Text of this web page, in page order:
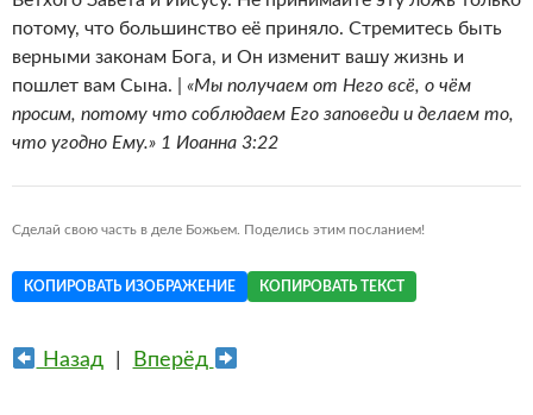
потому, что большинство её приняло. Стремитесь быть
верными законам Бога, и Он изменит вашу жизнь и
пошлет вам Сына. | «Мы получаем от Него всё, о чём
просим, потому что соблюдаем Его заповеди и делаем то,
что угодно Ему.» 1 Иоанна 3:22
Сделай свою часть в деле Божьем. Поделись этим посланием!
КОПИРОВАТЬ ИЗОБРАЖЕНИЕ КОПИРОВАТЬ ТЕКСТ
Назад| Вперёд